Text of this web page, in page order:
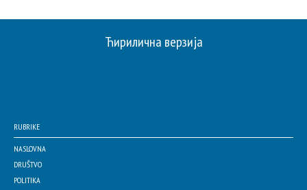
Ћирилична верзија
RUBRIKE
NASLOVNA
DRUŠTVO
POLITIKA